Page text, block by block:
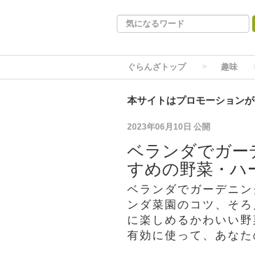
ぐらんざトップ 趣味
本サイトはプロモーションが
2023年06月10日 公開
ベランダでガー
すめの野菜・ハ
ベランダでガーデニ
ンダ菜園のコツ、そ
に楽しめるかわいい
有効に使って、あな